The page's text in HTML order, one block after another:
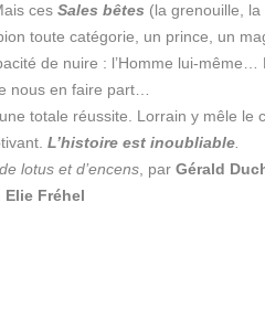
ces Sales bêtes (la grenouille,
toute catégorie, un prince, un
de nuire : l’Homme lui-même…
nous en faire part…
une totale réussite. Lorrain y mêle le
L’histoire est inoubliable
lotus et d’encens , par Gérald
Elie Fréhel